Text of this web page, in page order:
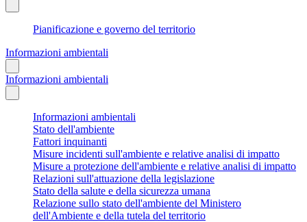
Pianificazione e governo del territorio
Informazioni ambientali
Informazioni ambientali
Informazioni ambientali
Stato dell'ambiente
Fattori inquinanti
Misure incidenti sull'ambiente e relative analisi di impatto
Misure a protezione dell'ambiente e relative analisi di impatto
Relazioni sull'attuazione della legislazione
Stato della salute e della sicurezza umana
Relazione sullo stato dell'ambiente del Ministero
dell'Ambiente e della tutela del territorio